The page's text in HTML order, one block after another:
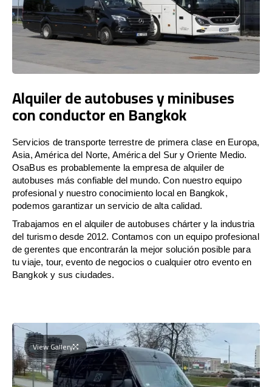
Alquiler de autobuses y minibuses
con conductor en Bangkok
Servicios de transporte terrestre de primera clase en Europa,
Asia, América del Norte, América del Sur y Oriente Medio.
OsaBus es probablemente la empresa de alquiler de
autobuses más confiable del mundo. Con nuestro equipo
profesional y nuestro conocimiento local en Bangkok,
podemos garantizar un servicio de alta calidad.
Trabajamos en el alquiler de autobuses chárter y la industria
del turismo desde 2012. Contamos con un equipo profesional
de gerentes que encontrarán la mejor solución posible para
tu viaje, tour, evento de negocios o cualquier otro evento en
Bangkok y sus ciudades.
View Gallery